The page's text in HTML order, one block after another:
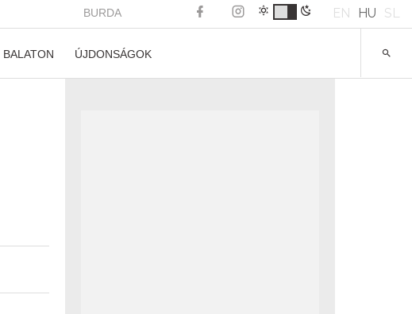
BURDA EN HU SL
BALATON ÚJDONSÁGOK